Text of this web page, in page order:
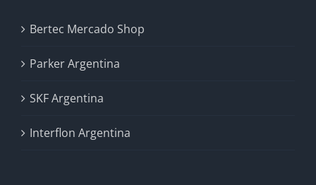
Bertec Mercado Shop
Parker Argentina
SKF Argentina
Interflon Argentina